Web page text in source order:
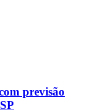
previsão